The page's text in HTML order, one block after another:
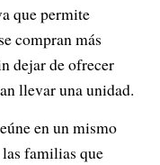
que permite
compran más
dejar de ofrecer
llevar una unidad.
en un mismo
familias que